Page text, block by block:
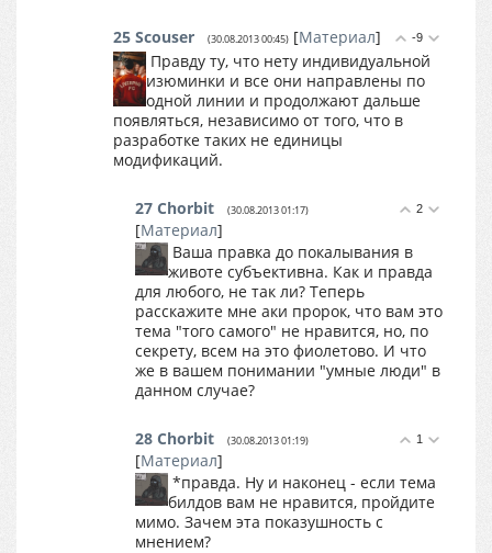
-9
25 Scouser (30.08.2013 00:45) [Материал]
Правду ту, что нету индивидуальной
изюминки и все они направлены по
одной линии и продолжают дальше
появляться, независимо от того, что в
разработке таких не единицы
модификаций.
2
27 Chorbit (30.08.2013 01:17)
[Материал]
Ваша правка до покалывания в
животе субъективна. Как и правда
для любого, не так ли? Теперь
расскажите мне аки пророк, что вам это
тема "того самого" не нравится, но, по
секрету, всем на это фиолетово. И что
же в вашем понимании "умные люди" в
данном случае?
1
28 Chorbit (30.08.2013 01:19)
[Материал]
*правда. Ну и наконец - если тема
билдов вам не нравится, пройдите
мимо. Зачем эта показушность с
мнением?